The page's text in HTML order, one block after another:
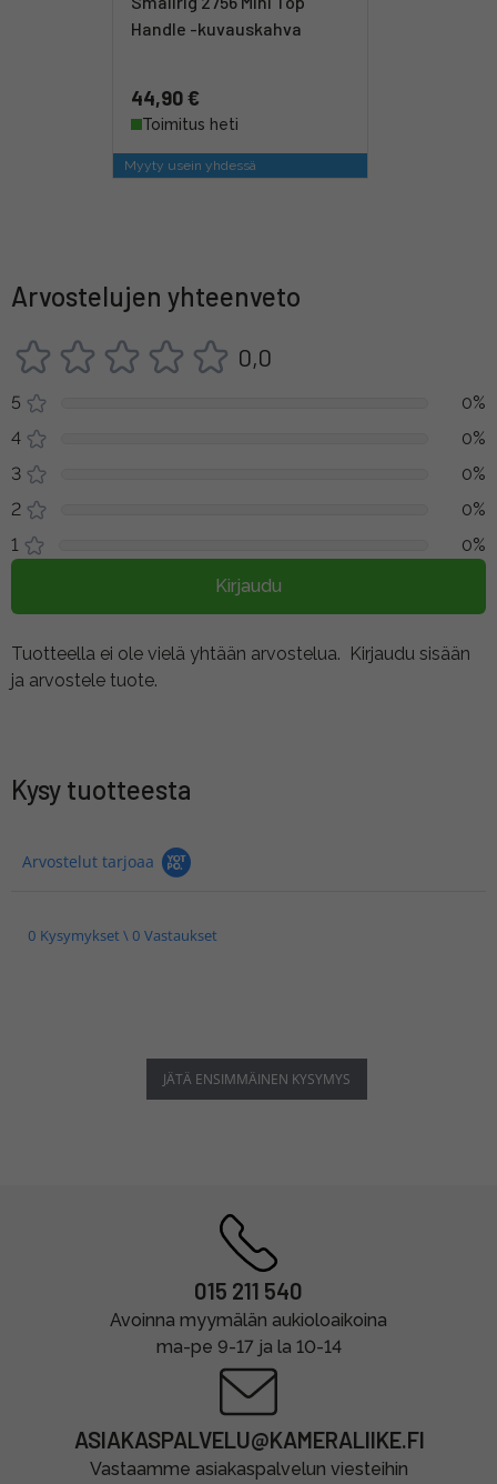
Handle -kuvauskahva
44,90 €
Toimitus heti
Myyty usein yhdessä
Arvostelujen yhteenveto
0,0
5
0%
4
0%
3
0%
2
0%
1
0%
Kirjaudu
Tuotteella ei ole vielä yhtään arvostelua. Kirjaudu sisään
ja arvostele tuote.
Kysy tuotteesta
Arvostelut tarjoaa
0 Kysymykset \ 0 Vastaukset
JÄTÄ ENSIMMÄINEN KYSYMYS
015 211 540
Avoinna myymälän aukioloaikoina
ma-pe 9-17 ja la 10-14
ASIAKASPALVELU@KAMERALIIKE.FI
Vastaamme asiakaspalvelun viesteihin